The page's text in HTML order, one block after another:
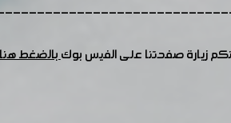
زيارة صفحتنا على الفيس بوكبالضغط